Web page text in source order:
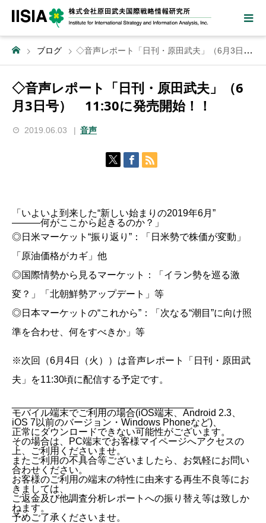
ブログ ◇音声レポート「日刊・原田武夫」（6月3日号） 11:30に発売開始！！
◇音声レポート「日刊・原田武夫」（6
月3日号） 11:30に発売開始！！
2019.06.03 音声
「いよいよ到来した“新しい始まりの2019年6月”
―――何がここから起きるのか？」
◎日米マーケット“振り返り”：「日米勢で株価が変動」
「原油価格がカギ」他
◎国際情勢から見るマーケット：「イラン勢を巡る激
変？」「北朝鮮勢アップデート」等
◎日本マーケットの“これから”：「次なる“潮目”に向け照
準を合わせ、何をすべきか」等
※次回（6月4日（火））は音声レポート「日刊・原田武
夫」を11:30頃に配信する予定です。
モバイル端末でご利用の場合(iOS端末、Android 2.3、
iOS 7以前のバージョン・Windows Phoneなど)、
正常にダウンロードできない可能性がございます。
その場合は、PC端末でお客様マイページへアクセスの
上、ご利用くださいませ。
またご利用の不具合等ございましたら、お気軽にお問い
合わせください。
お客様のご利用の端末の特性に由来する再生不良等にお
きましては、
ご返金及び他調査分析レポートへの振り替え等は致しか
ねます。
予めご了承くださいませ。